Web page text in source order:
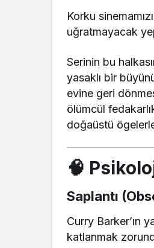
Korku
uğratmayacak
Serinin bu
yasaklı bir
evine geri
ölümcül
doğaüstü
🧠
Saplantı
Curry Barker’ın
katlanmak